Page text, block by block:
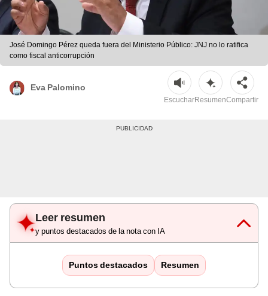
José Domingo Pérez queda fuera del Ministerio Público: JNJ no lo ratifica
como fiscal anticorrupción
Eva Palomino
EscucharResumenCompartir
Leer resumen
y puntos destacados de la nota con IA
Puntos destacados Resumen